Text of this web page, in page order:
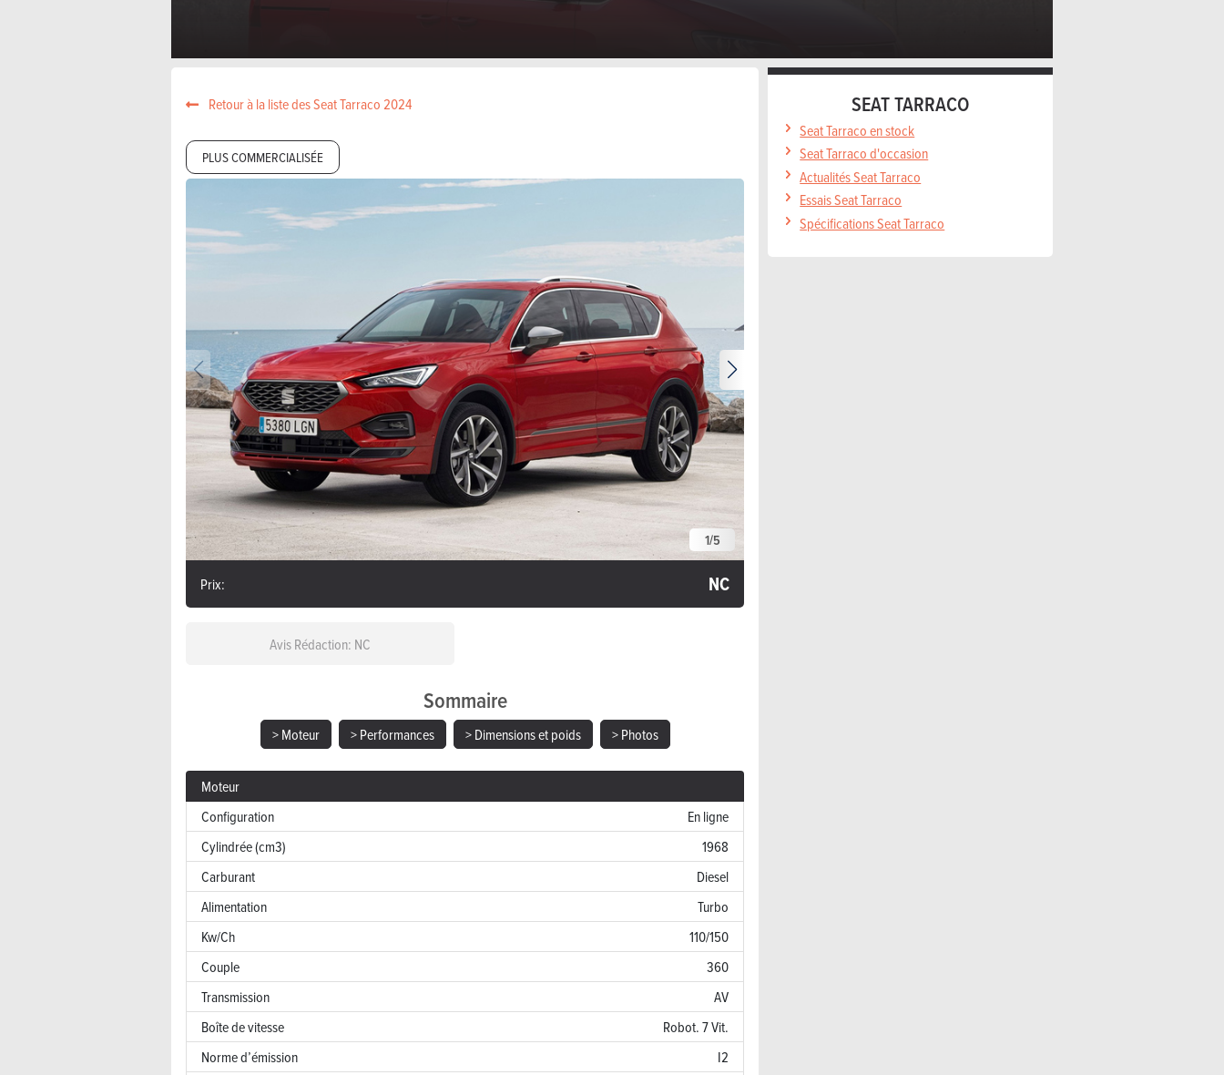
Retour à la liste des Seat Tarraco 2024
PLUS COMMERCIALISÉE
1/5
Prix: NC
Avis Rédaction: NC
Sommaire
> Moteur > Performances > Dimensions et poids > Photos
Moteur
Configuration
En ligne
Cylindrée (cm3)
1968
Carburant
Diesel
Alimentation
Turbo
Kw/Ch
110/150
Couple
360
Transmission
AV
Boîte de vitesse
Robot. 7 Vit.
Norme d’émission
I2
SEAT TARRACO
Seat Tarraco en stock
Seat Tarraco d'occasion
Actualités Seat Tarraco
Essais Seat Tarraco
Spécifications Seat Tarraco